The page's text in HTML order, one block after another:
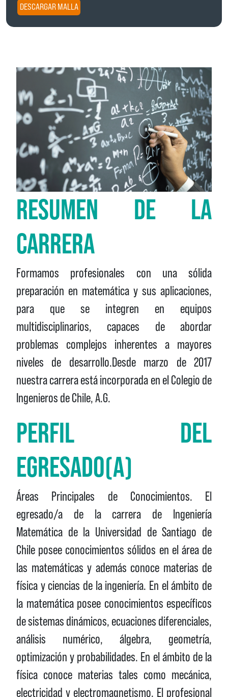
DESCARGAR MALLA
RESUMEN DE LA
CARRERA
Formamos profesionales con una sólida
preparación en matemática y sus aplicaciones,
para que se integren en equipos
multidisciplinarios, capaces de abordar
problemas complejos inherentes a mayores
niveles de desarrollo.Desde marzo de 2017
nuestra carrera está incorporada en el Colegio de
Ingenieros de Chile, A.G.
PERFIL DEL
EGRESADO(A)
Áreas Principales de Conocimientos. El
egresado/a de la carrera de Ingeniería
Matemática de la Universidad de Santiago de
Chile posee conocimientos sólidos en el área de
las matemáticas y además conoce materias de
física y ciencias de la ingeniería. En el ámbito de
la matemática posee conocimientos específicos
de sistemas dinámicos, ecuaciones diferenciales,
análisis numérico, álgebra, geometría,
optimización y probabilidades. En el ámbito de la
física conoce materias tales como mecánica,
electricidad y electromagnetismo. El profesional